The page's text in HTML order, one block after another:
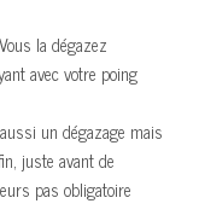
Vous la dégazez
avec votre poing
un dégazage mais
juste avant de
pas obligatoire